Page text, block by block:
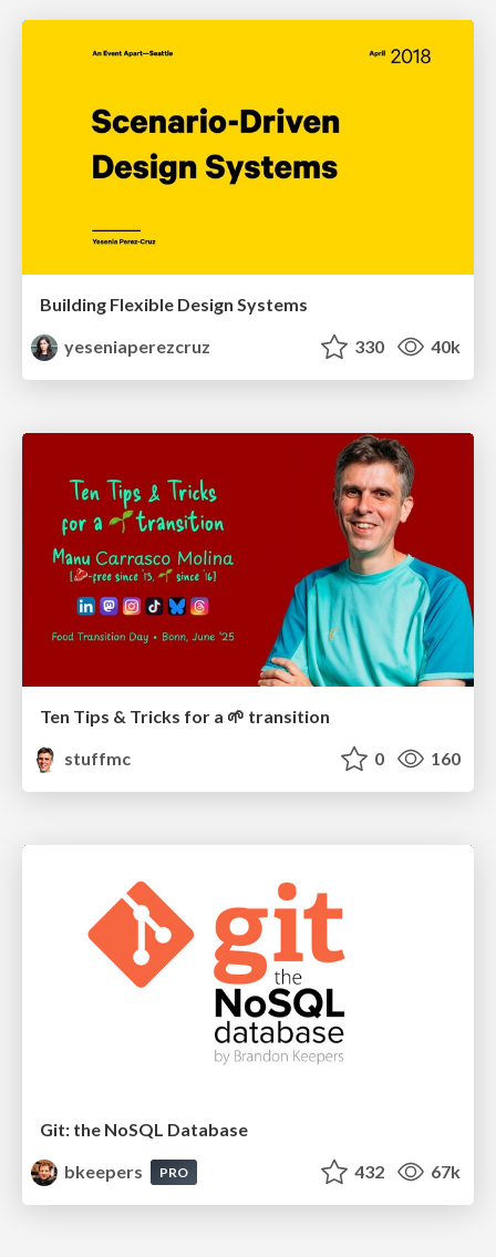
Building Flexible Design Systems
yeseniaperezcruz
330 40k
Ten Tips & Tricks for a 🌱 transition
stuffmc
0 160
Git: the NoSQL Database
bkeepers
PRO 432 67k